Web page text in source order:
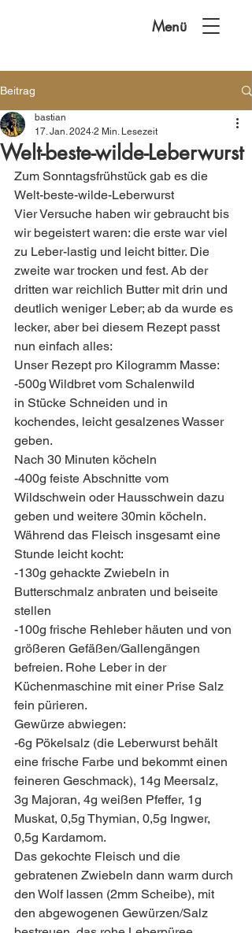
Menü
Beitrag
Welt-beste-wilde-Leberwurst
bastian
17. Jan. 2024 2 Min. Lesezeit
Zum Sonntagsfrühstück gab es die
Welt-beste-wilde-Leberwurst
Vier Versuche haben wir gebraucht bis
wir begeistert waren: die erste war viel
zu Leber-lastig und leicht bitter. Die
zweite war trocken und fest. Ab der
dritten war reichlich Butter mit drin und
deutlich weniger Leber; ab da wurde es
lecker, aber bei diesem Rezept passt
nun einfach alles:
Unser Rezept pro Kilogramm Masse:
-500g Wildbret vom Schalenwild
in Stücke Schneiden und in
kochendes, leicht gesalzenes Wasser
geben.
Nach 30 Minuten köcheln
-400g feiste Abschnitte vom
Wildschwein oder Hausschwein dazu
geben und weitere 30min köcheln.
Während das Fleisch insgesamt eine
Stunde leicht kocht:
-130g gehackte Zwiebeln in
Butterschmalz anbraten und beiseite
stellen
-100g frische Rehleber häuten und von
größeren Gefäßen/Gallengängen
befreien. Rohe Leber in der
Küchenmaschine mit einer Prise Salz
fein pürieren.
Gewürze abwiegen:
-6g Pökelsalz (die Leberwurst behält
eine frische Farbe und bekommt einen
feineren Geschmack), 14g Meersalz,
3g Majoran, 4g weißen Pfeffer, 1g
Muskat, 0,5g Thymian, 0,5g Ingwer,
0,5g Kardamom.
Das gekochte Fleisch und die
gebratenen Zwiebeln dann warm durch
den Wolf lassen (2mm Scheibe), mit
den abgewogenen Gewürzen/Salz